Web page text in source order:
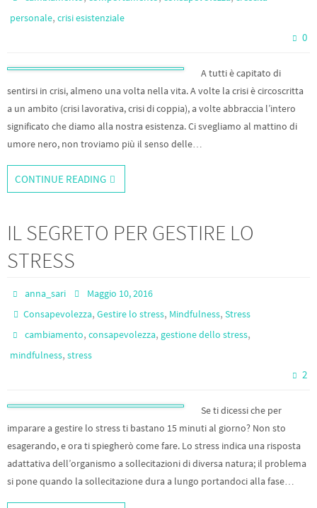
personale, crisi esistenziale
0
A tutti è capitato di
sentirsi in crisi, almeno una volta nella vita. A volte la crisi è circoscritta
a un ambito (crisi lavorativa, crisi di coppia), a volte abbraccia l’intero
significato che diamo alla nostra esistenza. Ci svegliamo al mattino di
umore nero, non troviamo più il senso delle…
CONTINUE READING
IL SEGRETO PER GESTIRE LO
STRESS
anna_sari
Maggio 10, 2016
Consapevolezza,Gestire lo stress, Mindfulness,Stress
cambiamento,consapevolezza, gestione dello stress,
mindfulness, stress
2
Se ti dicessi che per
imparare a gestire lo stress ti bastano 15 minuti al giorno? Non sto
esagerando, e ora ti spiegherò come fare. Lo stress indica una risposta
adattativa dell’organismo a sollecitazioni di diversa natura; il problema
si pone quando la sollecitazione dura a lungo portandoci alla fase…